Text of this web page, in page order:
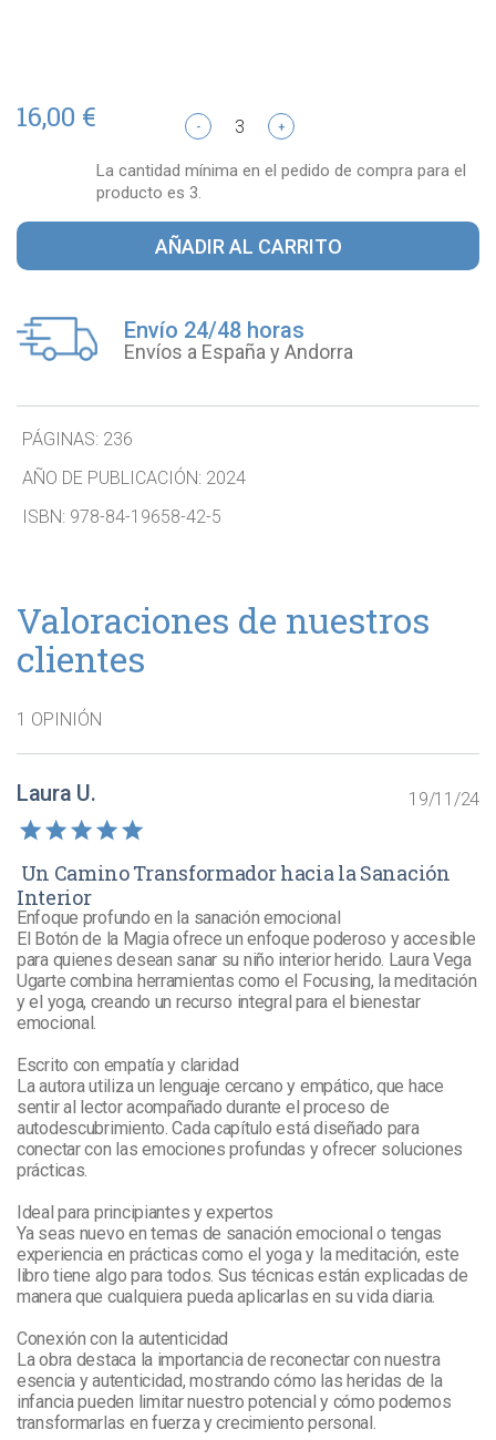
16,00 € - +
La cantidad mínima en el pedido de compra para el
producto es 3.
AÑADIR AL CARRITO
Envío 24/48 horas
Envíos a España y Andorra
PÁGINAS: 236
AÑO DE PUBLICACIÓN: 2024
ISBN: 978-84-19658-42-5
Valoraciones de nuestros
clientes
1 OPINIÓN
Laura U. 19/11/24
Interior
Enfoque profundo en la sanación emocional
El Botón de la Magia ofrece un enfoque poderoso y accesible
para quienes desean sanar su niño interior herido. Laura Vega
Ugarte combina herramientas como el Focusing, la meditación
y el yoga, creando un recurso integral para el bienestar
emocional.
Escrito con empatía y claridad
La autora utiliza un lenguaje cercano y empático, que hace
sentir al lector acompañado durante el proceso de
autodescubrimiento. Cada capítulo está diseñado para
conectar con las emociones profundas y ofrecer soluciones
prácticas.
Ideal para principiantes y expertos
Ya seas nuevo en temas de sanación emocional o tengas
experiencia en prácticas como el yoga y la meditación, este
libro tiene algo para todos. Sus técnicas están explicadas de
manera que cualquiera pueda aplicarlas en su vida diaria.
Conexión con la autenticidad
La obra destaca la importancia de reconectar con nuestra
esencia y autenticidad, mostrando cómo las heridas de la
infancia pueden limitar nuestro potencial y cómo podemos
transformarlas en fuerza y crecimiento personal.